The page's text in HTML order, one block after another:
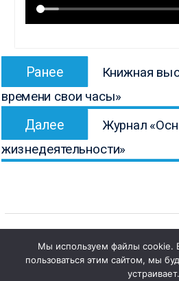
Навигация
записям
Ранее
запись:
Книжная
времени свои часы»
Далее
запись:
Журнал
жизнедеятельности»
Copyright © Все
Мы используем файлы cookie.
пользоваться этим сайтом, мы
устраивает.
1
Чат с